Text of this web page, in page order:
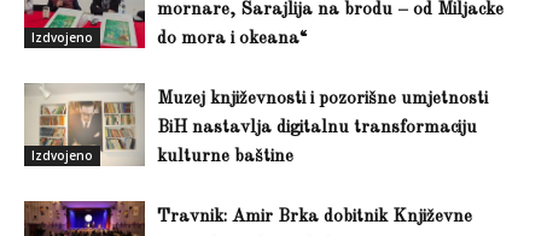
Izdvojeno
mornare, Sarajlija na brodu – od Miljacke
do mora i okeana“
Izdvojeno
Muzej književnosti i pozorišne umjetnosti
BiH nastavlja digitalnu transformaciju
kulturne baštine
Travnik: Amir Brka dobitnik Književne